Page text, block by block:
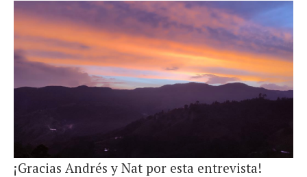
¡Gracias Andrés y Nat por esta entrevista!